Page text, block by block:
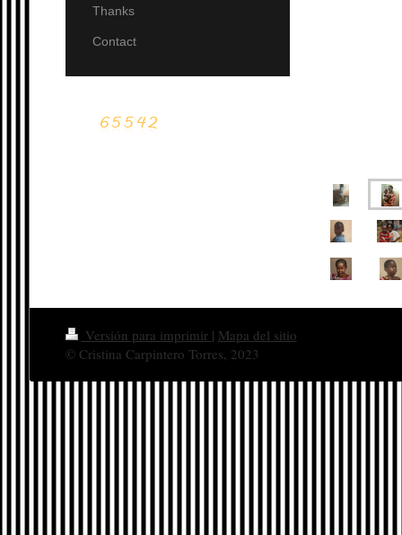
Thanks
Contact
Versión para imprimir | Mapa del sitio
© Cristina Carpintero Torres, 2023